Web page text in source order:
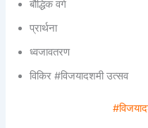
बौद्धिक वर्ग
प्रार्थना
ध्वजावतरण
विकिर #विजयादशमी उत्सव